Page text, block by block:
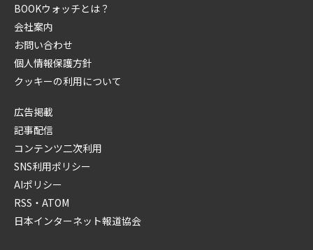
BOOKウォッチとは？
会社案内
お問い合わせ
個人情報保護方針
クッキーの利用について
広告掲載
記事配信
コンテンツ二次利用
SNS利用ポリシー
AIポリシー
RSS・ATOM
日本インターネット報道協会